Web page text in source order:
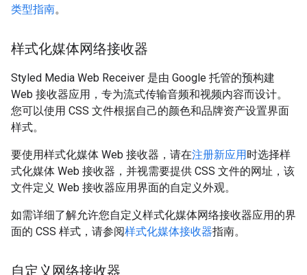
类型指南。
样式化媒体网络接收器
Styled Media Web Receiver 是由 Google 托管的预构建
Web 接收器应用，专为流式传输音频和视频内容而设计。
您可以使用 CSS 文件根据自己的颜色和品牌资产设置界面
样式。
要使用样式化媒体 Web 接收器，请在注册新应用时选择样
式化媒体 Web 接收器，并视需要提供 CSS 文件的网址，该
文件定义 Web 接收器应用界面的自定义外观。
如需详细了解允许您自定义样式化媒体网络接收器应用的界
面的 CSS 样式，请参阅样式化媒体接收器指南。
自定义网络接收器